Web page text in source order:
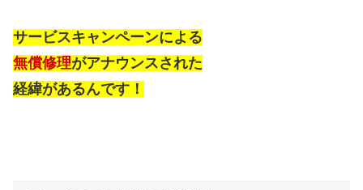
サービスキャンペーンによる
無償修理がアナウンスされた
経緯があるんです！